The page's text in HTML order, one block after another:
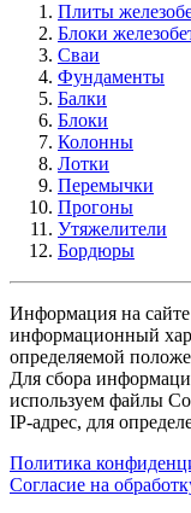
Плиты
Блоки
Сваи
Фундаменты
Балки
Блоки
Колонны
Лотки
Перемычки
Прогоны
Утяжелители
Бордюры
Информация на
информационный
определяемой
Для сбора
используем файлы
IP-адрес, для
Политика
Согласие на